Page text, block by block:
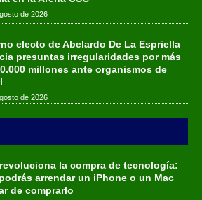
de 2026
electo de Abelardo De La Espriella
presuntas irregularidades por más
millones ante organismos de
de 2026
la compra de tecnología:
arrendar un iPhone o un Mac
de comprarlo